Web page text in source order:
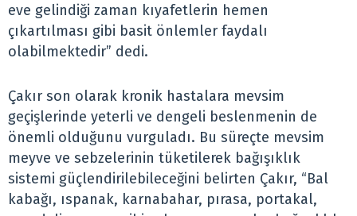
eve gelindiği zaman kıyafetlerin hemen
çıkartılması gibi basit önlemler faydalı
olabilmektedir” dedi.
Çakır son olarak kronik hastalara mevsim
geçişlerinde yeterli ve dengeli beslenmenin de
önemli olduğunu vurguladı. Bu süreçte mevsim
meyve ve sebzelerinin tüketilerek bağışıklık
sistemi güçlendirilebileceğini belirten Çakır, “Bal
kabağı, ıspanak, karnabahar, pırasa, portakal,